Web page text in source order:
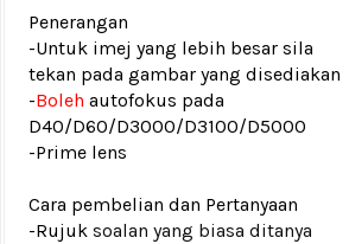
Penerangan
-Untuk imej yang lebih besar sila
tekan pada gambar yang disediakan
-Boleh autofokus pada
D40/D60/D3000/D3100/D5000
-Prime lens
Cara pembelian dan Pertanyaan
-Rujuk soalan yang biasa ditanya